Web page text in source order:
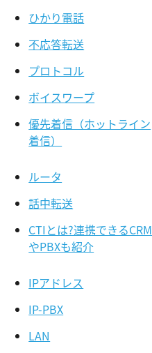
ひかり電話
不応答転送
プロトコル
ボイスワープ
優先着信（ホットライン
着信）
ルータ
話中転送
CTIとは?連携できるCRM
やPBXも紹介
IPアドレス
IP-PBX
LAN